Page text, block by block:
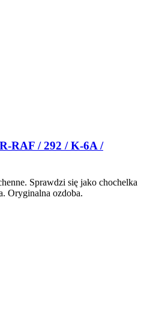
RAF / 292 / K-6A /
Sprawdzi się jako chochelka
Oryginalna ozdoba.